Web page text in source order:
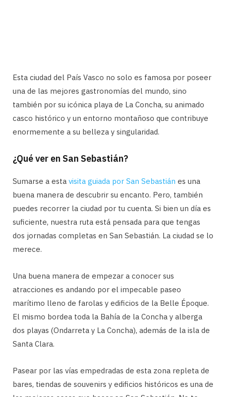
Esta ciudad del País Vasco no solo es famosa por poseer
una de las mejores gastronomías del mundo, sino
también por su icónica playa de La Concha, su animado
casco histórico y un entorno montañoso que contribuye
enormemente a su belleza y singularidad.
¿Qué ver en San Sebastián?
Sumarse a esta visita guiada por San Sebastián es una
buena manera de descubrir su encanto. Pero, también
puedes recorrer la ciudad por tu cuenta. Si bien un día es
suficiente, nuestra ruta está pensada para que tengas
dos jornadas completas en San Sebastián. La ciudad se lo
merece.
Una buena manera de empezar a conocer sus
atracciones es andando por el impecable paseo
marítimo lleno de farolas y edificios de la Belle Époque.
El mismo bordea toda la Bahía de la Concha y alberga
dos playas (Ondarreta y La Concha), además de la isla de
Santa Clara.
Pasear por las vías empedradas de esta zona repleta de
bares, tiendas de souvenirs y edificios históricos es una de